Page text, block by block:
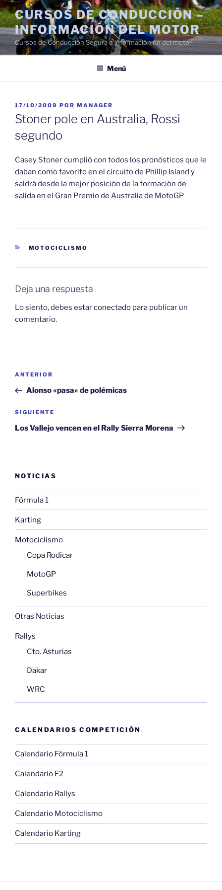
Saltar
al
contenido
CURSOS DE CONDUCCIÓN –
INFORMACIÓN DEL MOTOR
Cursos de Conducción Segura e información en del motor
Menú
PUBLICADO
EL
17/10/2009 POR MANAGER
Stoner pole en Australia, Rossi
segundo
Casey Stoner cumplió con todos los pronósticos que le
daban como favorito en el circuito de Phillip Island y
saldrá desde la mejor posición de la formación de
salida en el Gran Premio de Australia de MotoGP
CATEGORÍAS
MOTOCICLISMO
Deja una respuesta
Lo siento, debes estarconectado para publicar un
comentario.
Navegación
entradas
Entrada
anterior:
ANTERIOR
Alonso «pasa» de polémicas
Siguiente
entrada
SIGUIENTE
Los Vallejo vencen en el Rally Sierra Morena
NOTICIAS
Fórmula 1
Karting
Motociclismo
Copa Rodicar
MotoGP
Superbikes
Otras Noticias
Rallys
Cto. Asturias
Dakar
WRC
CALENDARIOS COMPETICIÓN
Calendario Fórmula 1
Calendario F2
Calendario Rallys
Calendario Motociclismo
Calendario Karting